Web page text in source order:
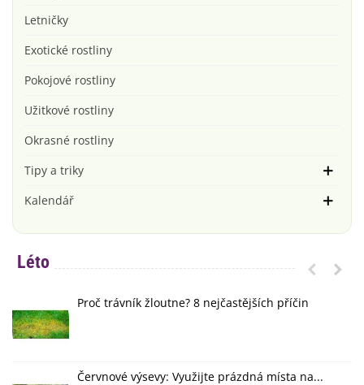
Letničky
Exotické rostliny
Pokojové rostliny
Užitkové rostliny
Okrasné rostliny
Tipy a triky
Kalendář
Léto
Proč trávník žloutne? 8 nejčastějších příčin
Červnové výsevy: Využijte prázdná místa na...